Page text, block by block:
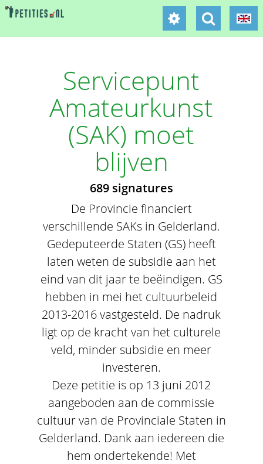
Servicepunt
Amateurkunst
(SAK) moet
blijven
689 signatures
De Provincie financiert
verschillende SAKs in Gelderland.
Gedeputeerde Staten (GS) heeft
laten weten de subsidie aan het
eind van dit jaar te beëindigen. GS
hebben in mei het cultuurbeleid
2013-2016 vastgesteld. De nadruk
ligt op de kracht van het culturele
veld, minder subsidie en meer
investeren.
Deze petitie is op 13 juni 2012
aangeboden aan de commissie
cultuur van de Provinciale Staten in
Gelderland. Dank aan iedereen die
hem ondertekende! Met